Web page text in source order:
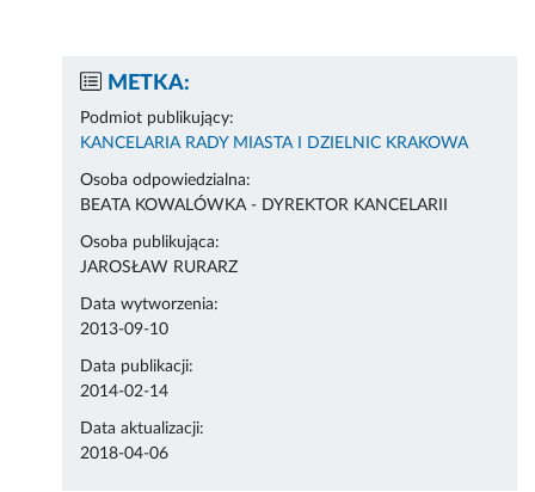
METKA:
Podmiot publikujący:
KANCELARIA RADY MIASTA I DZIELNIC KRAKOWA
Osoba odpowiedzialna:
BEATA KOWALÓWKA - DYREKTOR KANCELARII
Osoba publikująca:
JAROSŁAW RURARZ
Data wytworzenia:
2013-09-10
Data publikacji:
2014-02-14
Data aktualizacji:
2018-04-06